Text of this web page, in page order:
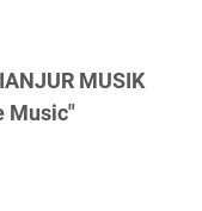
MUSIK
Music"